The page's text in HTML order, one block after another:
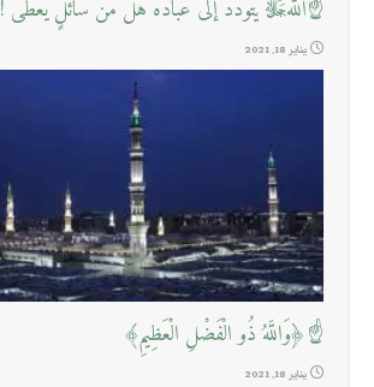
☝اللهﷻ يتودد إلى عباده هل من سائلٍ يُعْطَى !
يناير 18, 2021
☝﴿وَاللَّهُ ذُو الْفَضْلِ الْعَظِيمِ﴾
يناير 18, 2021